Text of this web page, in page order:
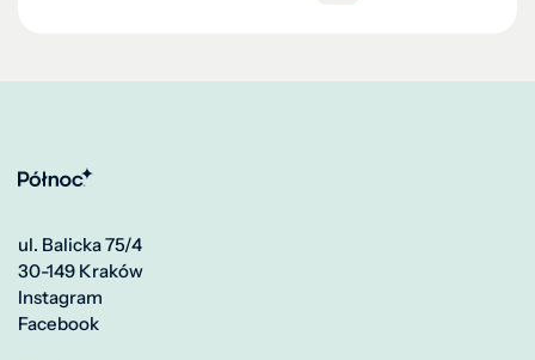
ul. Balicka 75/4
30-149 Kraków
Instagram
Facebook